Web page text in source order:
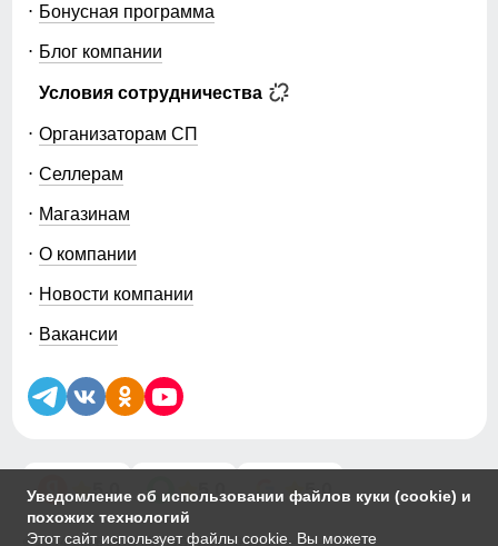
Уведомление об использовании файлов куки (cookie) и
похожих технологий
Этот сайт использует файлы cookie. Вы можете
Бонусная программа
Блог компании
Условия сотрудничества
Организаторам СП
Селлерам
Магазинам
О компании
Новости компании
Вакансии
5.0 5.0 5.0
© 2014-2026 ООО «МТФОРС ПЛЮС»